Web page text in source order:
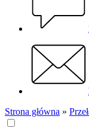
Strona główna »